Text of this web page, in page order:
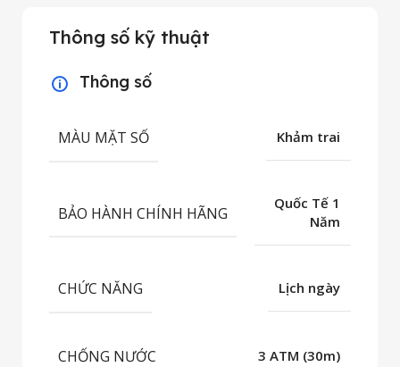
Thông số kỹ thuật
Thông số
MÀU MẶT SỐ Khảm trai
BẢO HÀNH CHÍNH HÃNG
Quốc Tế 1
Năm
CHỨC NĂNG Lịch ngày
CHỐNG NƯỚC 3 ATM (30m)